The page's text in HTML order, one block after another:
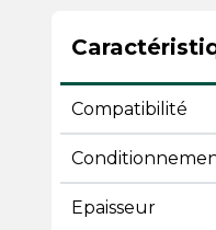
Compatibilité
Epaisseur